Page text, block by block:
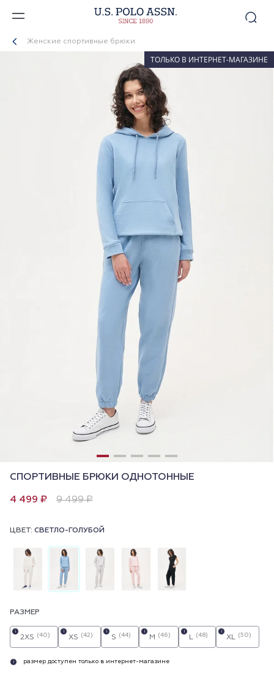
Женские спортивные брюки
ТОЛЬКО В ИНТЕРНЕТ-МАГАЗИНЕ
СПОРТИВНЫЕ БРЮКИ ОДНОТОННЫЕ
4 499 ₽ 9 499 ₽
ЦВЕТ: СВЕТЛО-ГОЛУБОЙ
РАЗМЕР
2XS (40)
i
XS (42)
i
S (44)
i
M (46)
i
L (48)
i
XL (50)
i
i размер доступен только в интернет-магазине